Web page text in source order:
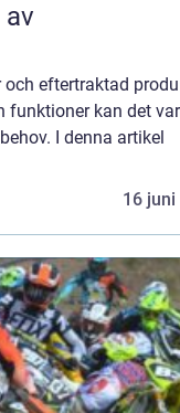
eftertraktad
funktioner kan det
I denna artikel
16 juni